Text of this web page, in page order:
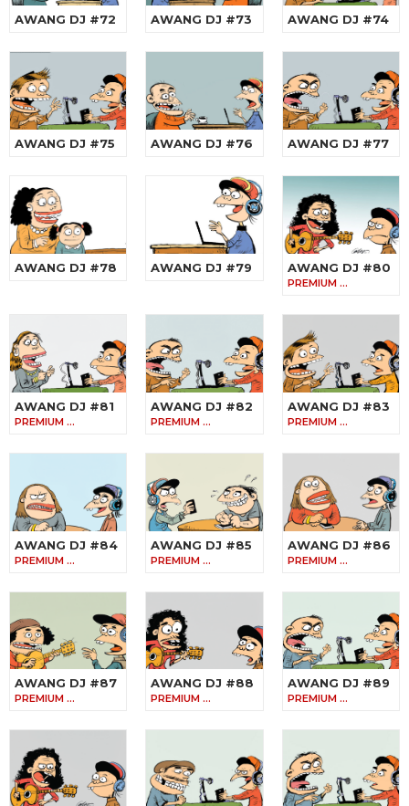
AWANG DJ #72 AWANG DJ #73 AWANG DJ #74
AWANG DJ #75 AWANG DJ #76 AWANG DJ #77
AWANG DJ #78 AWANG DJ #79 AWANG DJ #80
PREMIUM …
AWANG DJ #81
PREMIUM …
AWANG DJ #82
PREMIUM …
AWANG DJ #83
PREMIUM …
AWANG DJ #84
PREMIUM …
AWANG DJ #85
PREMIUM …
AWANG DJ #86
PREMIUM …
AWANG DJ #87
PREMIUM …
AWANG DJ #88
PREMIUM …
AWANG DJ #89
PREMIUM …